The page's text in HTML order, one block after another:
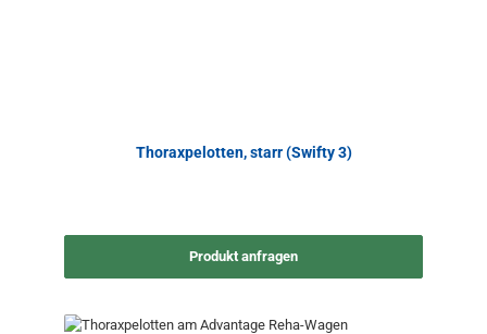
Thoraxpelotten, starr (Swifty 3)
Produkt anfragen